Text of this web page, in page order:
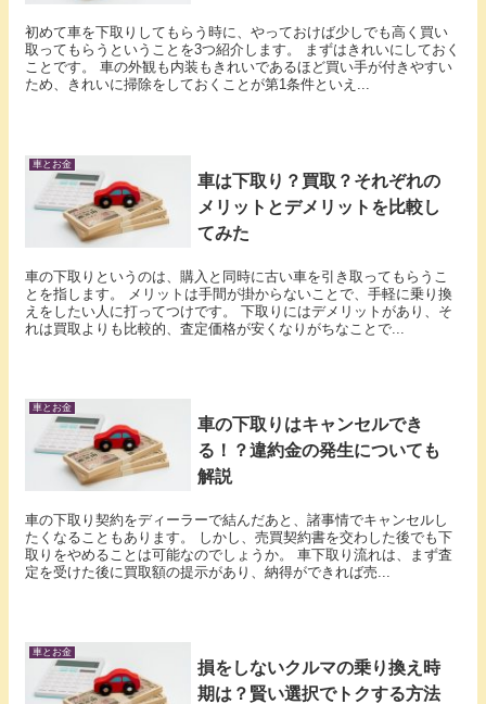
初めて車を下取りしてもらう時に、やっておけば少しでも高く買い
取ってもらうということを3つ紹介します。 まずはきれいにしておく
ことです。 車の外観も内装もきれいであるほど買い手が付きやすい
ため、きれいに掃除をしておくことが第1条件といえ...
車とお金
車は下取り？買取？それぞれの
メリットとデメリットを比較し
てみた
車の下取りというのは、購入と同時に古い車を引き取ってもらうこ
とを指します。 メリットは手間が掛からないことで、手軽に乗り換
えをしたい人に打ってつけです。 下取りにはデメリットがあり、そ
れは買取よりも比較的、査定価格が安くなりがちなことで...
車とお金
車の下取りはキャンセルでき
る！？違約金の発生についても
解説
車の下取り契約をディーラーで結んだあと、諸事情でキャンセルし
たくなることもあります。 しかし、売買契約書を交わした後でも下
取りをやめることは可能なのでしょうか。 車下取り流れは、まず査
定を受けた後に買取額の提示があり、納得ができれば売...
車とお金
損をしないクルマの乗り換え時
期は？賢い選択でトクする方法